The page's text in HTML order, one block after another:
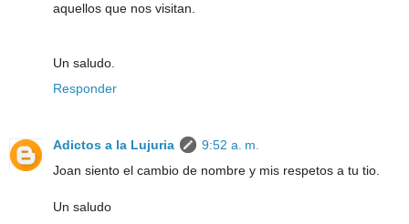
aquellos que nos visitan.
Un saludo.
Responder
Adictos a la Lujuria
9:52 a. m.
Joan siento el cambio de nombre y mis respetos a tu tio.
Un saludo